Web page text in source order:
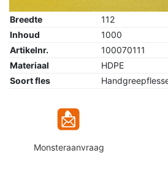
Breedte
112
Inhoud
1000
Artikelnr.
100070111
Materiaal
HDPE
Soort fles
Monsteraanvraag